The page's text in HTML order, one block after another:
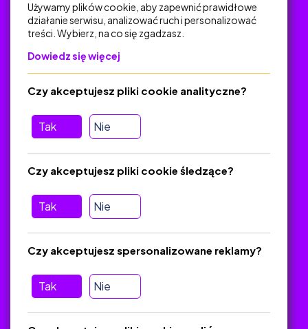
Na skróty
Polityka Prywatności
Regulamin
O platformie
Baza materiałów dydaktycznych
Jak zostać autorem
FAQ
Pomoc
wiadomość nie trafiła do folderu SPAM)
Używamy plików cookie, aby zapewnić prawidłowe
działanie serwisu, analizować ruch i personalizować
treści. Wybierz, na co się zgadzasz.
Dowiedz się więcej
Tak Nie
Czy akceptujesz pliki cookie analityczne?
Tak Nie
Czy akceptujesz pliki cookie śledzące?
Tak Nie
Czy akceptujesz spersonalizowane reklamy?